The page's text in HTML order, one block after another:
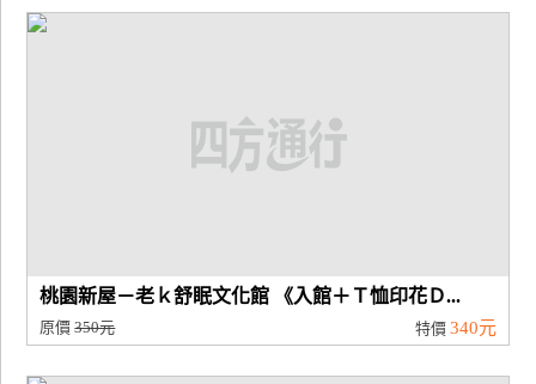
桃園新屋－老ｋ舒眠文化館 《入館＋Ｔ恤印花Ｄ...
原價350元 特價 340元